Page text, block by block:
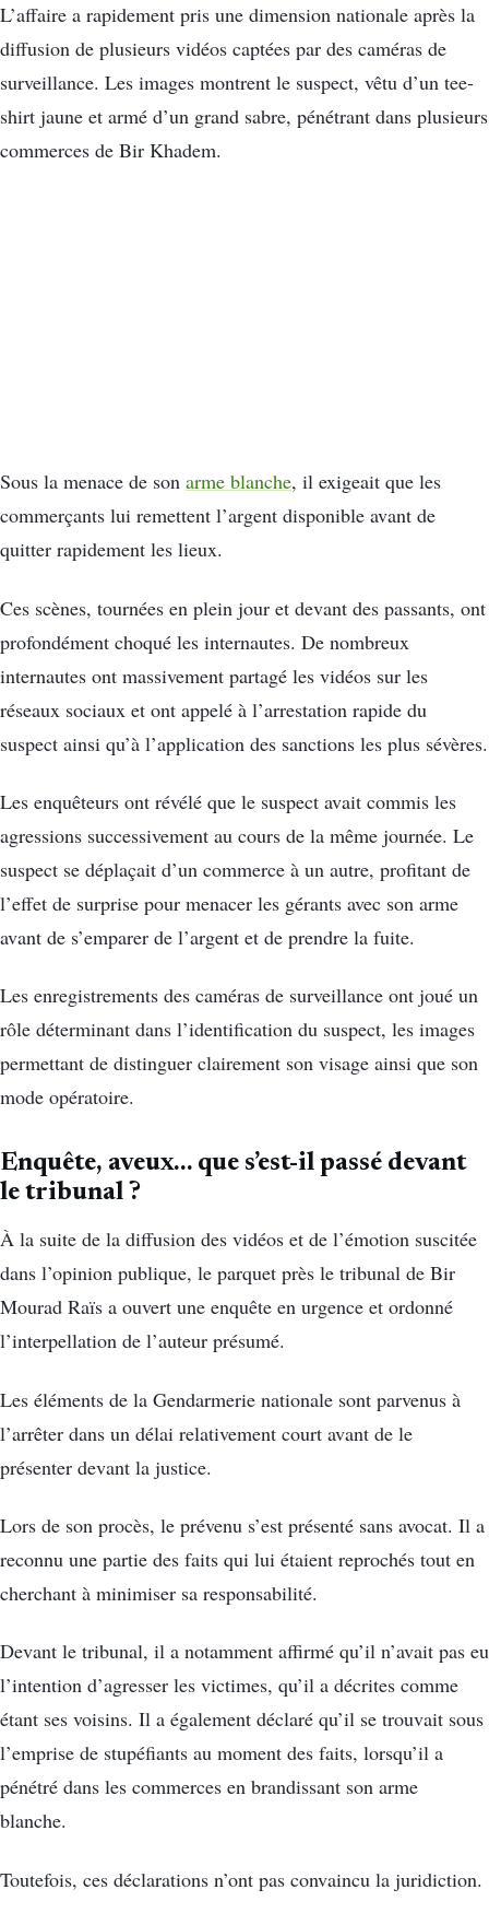
L’affaire a rapidement pris une dimension nationale après la
diffusion de plusieurs vidéos captées par des caméras de
surveillance. Les images montrent le suspect, vêtu d’un tee-
shirt jaune et armé d’un grand sabre, pénétrant dans plusieurs
commerces de Bir Khadem.
Sous la menace de son arme blanche, il exigeait que les
commerçants lui remettent l’argent disponible avant de
quitter rapidement les lieux.
Ces scènes, tournées en plein jour et devant des passants, ont
profondément choqué les internautes. De nombreux
internautes ont massivement partagé les vidéos sur les
réseaux sociaux et ont appelé à l’arrestation rapide du
suspect ainsi qu’à l’application des sanctions les plus sévères.
Les enquêteurs ont révélé que le suspect avait commis les
agressions successivement au cours de la même journée. Le
suspect se déplaçait d’un commerce à un autre, profitant de
l’effet de surprise pour menacer les gérants avec son arme
avant de s’emparer de l’argent et de prendre la fuite.
Les enregistrements des caméras de surveillance ont joué un
rôle déterminant dans l’identification du suspect, les images
permettant de distinguer clairement son visage ainsi que son
mode opératoire.
Enquête, aveux… que s’est-il passé devant
le tribunal ?
À la suite de la diffusion des vidéos et de l’émotion suscitée
dans l’opinion publique, le parquet près le tribunal de Bir
Mourad Raïs a ouvert une enquête en urgence et ordonné
l’interpellation de l’auteur présumé.
Les éléments de la Gendarmerie nationale sont parvenus à
l’arrêter dans un délai relativement court avant de le
présenter devant la justice.
Lors de son procès, le prévenu s’est présenté sans avocat. Il a
reconnu une partie des faits qui lui étaient reprochés tout en
cherchant à minimiser sa responsabilité.
Devant le tribunal, il a notamment affirmé qu’il n’avait pas eu
l’intention d’agresser les victimes, qu’il a décrites comme
étant ses voisins. Il a également déclaré qu’il se trouvait sous
l’emprise de stupéfiants au moment des faits, lorsqu’il a
pénétré dans les commerces en brandissant son arme
blanche.
Toutefois, ces déclarations n’ont pas convaincu la juridiction.